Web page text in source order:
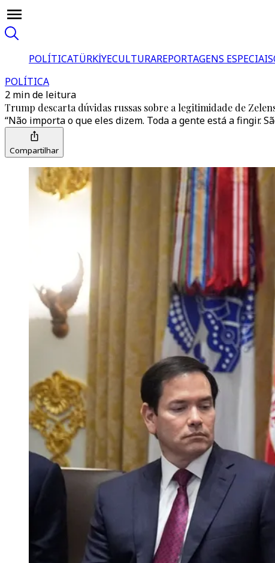
POLÍTICATÜRKİYECULTURAREPORTAGENS ESPECIAIS
POLÍTICA
2 min de leitura
Trump descarta dúvidas russas sobre a legitimidade de
“Não importa o que eles dizem. Toda a gente está a fingir.
Compartilhar